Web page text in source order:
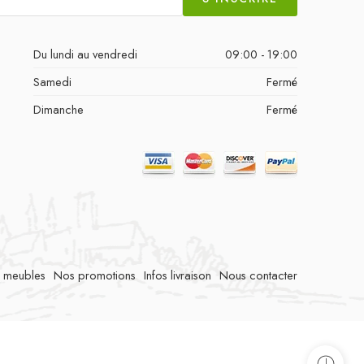
Du lundi au vendredi
09:00 - 19:00
Samedi
Fermé
Dimanche
Fermé
Nos promotions Infos livraison Nous contacter